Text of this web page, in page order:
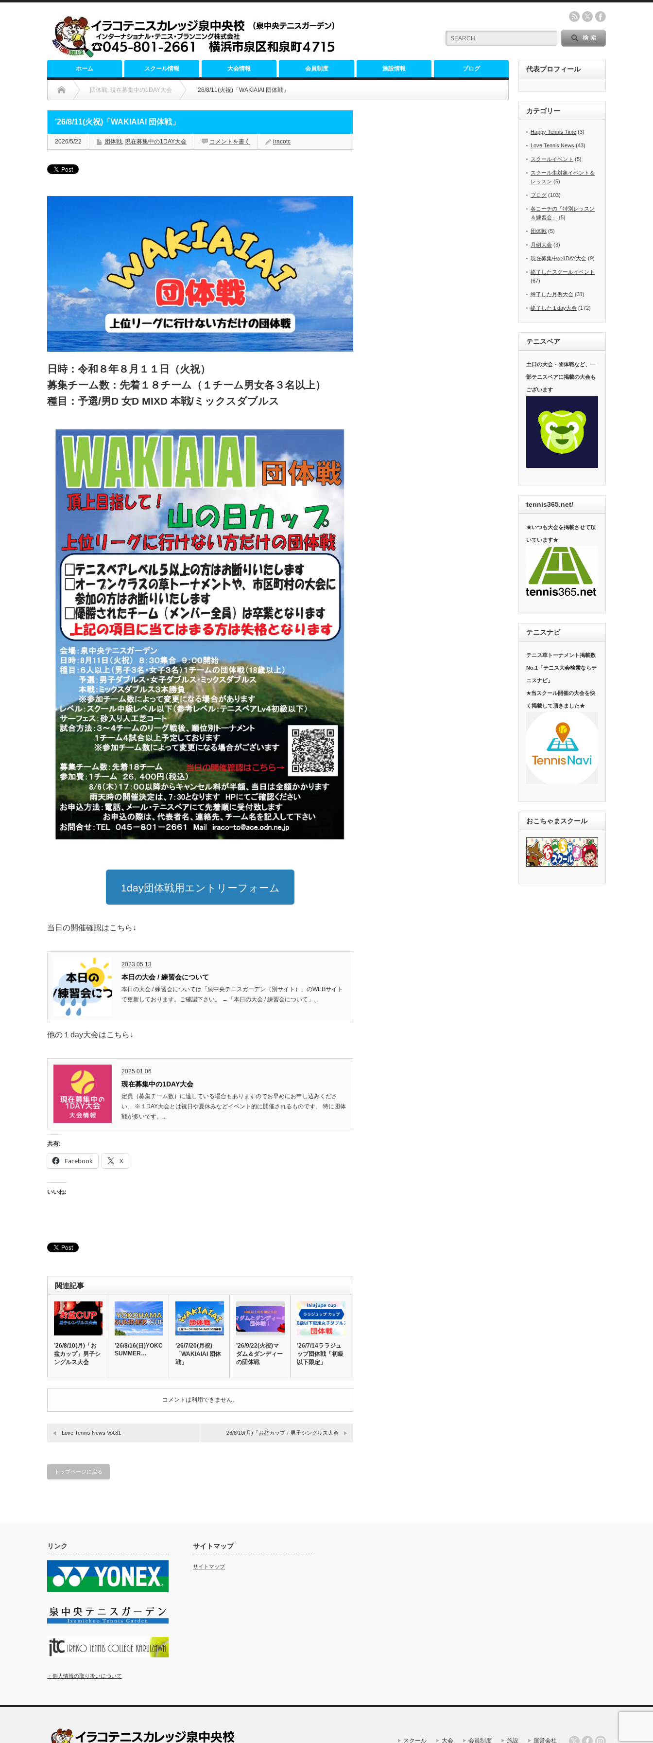
ホーム スクール情報 大会情報 会員制度 施設情報 ブログ
団体戦, 現在募集中の1DAY大会 ’26/8/11(火祝)「WAKIAIAI 団体戦」
’26/8/11(火祝)「WAKIAIAI 団体戦」
2026/5/22 団体戦, 現在募集中の1DAY大会 コメントを書く iracotc
日時：令和８年８月１１日（火祝）
募集チーム数：先着１８チーム（１チーム男女各３名以上）
種目：予選/男D 女D MIXD 本戦/ミックスダブルス
1day団体戦用エントリーフォーム
当日の開催確認はこちら↓
2023.05.13
本日の大会 / 練習会について
本日の大会 / 練習会については「泉中央テニスガーデン（別サイト）」のWEBサイト
で更新しております。ご確認下さい。 →「本日の大会 / 練習会について」...
他の１day大会はこちら↓
2025.01.06
現在募集中の1DAY大会
定員（募集チーム数）に達している場合もありますのでお早めにお申し込みくださ
い。 ※１DAY大会とは祝日や夏休みなどイベント的に開催されるものです。 特に団体
戦が多いです。...
共有:
Facebook X
いいね:
関連記事
’26/8/10(月)「お
盆カップ」男子シ
ングルス大会
’26/8/16(日)YOKOHAMA
SUMMER…
’26/7/20(月祝)
「WAKIAIAI 団体
戦」
’26/9/22(火祝)マ
ダム＆ダンディー
の団体戦
’26/7/14ララジュ
ップ団体戦「初級
以下限定」
コメントは利用できません。
Love Tennis News Vol.81 ’26/8/10(月)「お盆カップ」男子シングルス大会
トップページに戻る
代表プロフィール
カテゴリー
Happy Tennis Time (3)
Love Tennis News (43)
スクールイベント (5)
スクール生対象イベント＆
レッスン (5)
ブログ (103)
各コーチの「特別レッスン
＆練習会」
(5)
団体戦 (5)
月例大会 (3)
現在募集中の1DAY大会 (9)
終了したスクールイベント
(67)
終了した月例大会 (31)
終了した１day大会 (172)
テニスベア
土日の大会・団体戦など、一
部テニスベアに掲載の大会も
ございます
tennis365.net/
★いつも大会を掲載させて頂
いています★
テニスナビ
テニス草トーナメント掲載数
No.1「テニス大会検索ならテ
ニスナビ」
★当スクール開催の大会を快
く掲載して頂きました★
おこちゃまスクール
リンク
・個人情報の取り扱いについて
サイトマップ
サイトマップ
スクール 大会 会員制度 施設 運営会社